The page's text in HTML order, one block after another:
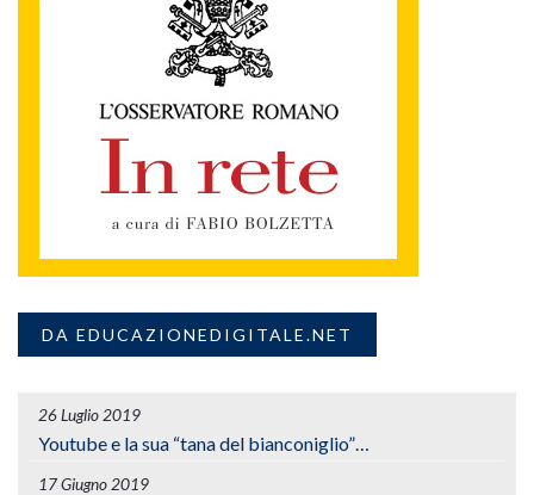
DA EDUCAZIONEDIGITALE.NET
26 Luglio 2019
Youtube e la sua “tana del bianconiglio”…
17 Giugno 2019